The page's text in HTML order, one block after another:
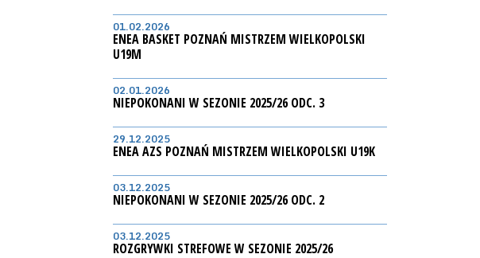
01.02.2026
ENEA BASKET POZNAŃ MISTRZEM WIELKOPOLSKI
U19M
02.01.2026
NIEPOKONANI W SEZONIE 2025/26 ODC. 3
29.12.2025
ENEA AZS POZNAŃ MISTRZEM WIELKOPOLSKI U19K
03.12.2025
NIEPOKONANI W SEZONIE 2025/26 ODC. 2
03.12.2025
ROZGRYWKI STREFOWE W SEZONIE 2025/26